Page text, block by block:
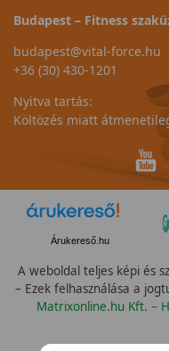
Budapest – Fitness
budapest@vital-force.hu
+36 (30) 430-1201
Nyitva tartás:
Költözés miatt
Árukereső.hu
A weboldal teljes képi és
– Ezek felhasználása a
Matrixonline.hu Kft. –